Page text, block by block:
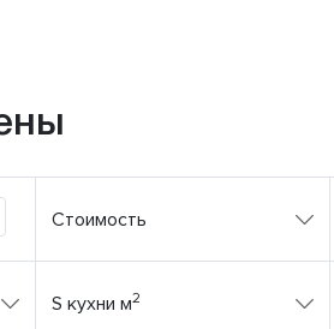
Стоимость
S кухни м2